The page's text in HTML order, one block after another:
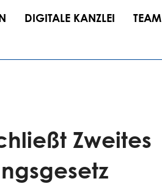
DIGITALE KANZLEI TEAM
Zweites